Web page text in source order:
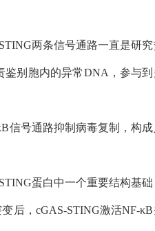
两条信号通路一直是研
鉴别胞内的异常DNA ，参与
信号通路抑制病毒复制，构
蛋白中一个重要结构基
后， cGAS-STING激活NF-κB